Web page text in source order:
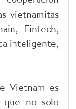
vietnamitas
Fintech,
inteligente,
Vietnam es
que no solo